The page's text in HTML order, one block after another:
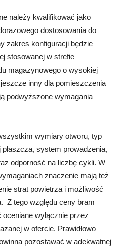
należy kwalifikować jako
dostosowania do
zakres konfiguracji będzie
stosowanej w strefie
magazynowego o wysokiej
inny dla pomieszczenia
podwyższone wymagania
wymiary otworu, typ
system prowadzenia,
odporność na liczbę cykli. W
znaczenie mają też
strat powietrza i możliwość
Z tego względu ceny bram
wyłącznie przez
w ofercie. Prawidłowo
pozostawać w adekwatnej